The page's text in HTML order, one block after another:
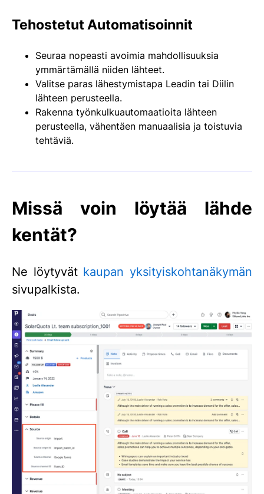
Tehostetut Automatisoinnit
Seuraa nopeasti avoimia mahdollisuuksia
ymmärtämällä niiden lähteet.
Valitse paras lähestymistapa Leadin tai Diilin
lähteen perusteella.
Rakenna työnkulkuautomaatioita lähteen
perusteella, vähentäen manuaalisia ja toistuvia
tehtäviä.
Missä voin löytää lähde
kentät?
Ne löytyvät kaupan yksityiskohtanäkymän
sivupalkista.